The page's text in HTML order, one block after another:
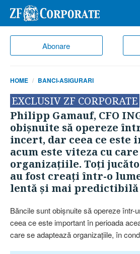
Abonare
HOME BANCI-ASIGURARI
EXCLUSIV ZF CORPORATE
Philipp Gamauf, CFO
obişnuite să opereze
incert, dar ceea ce este
acum este viteza cu
organizaţiile. Toţi
au fost creaţi într-o
lentă şi mai predictibilă
Băncile sunt obişnuite să opereze într-
ceea ce este important în perioada
care se adaptează organizaţiile, în